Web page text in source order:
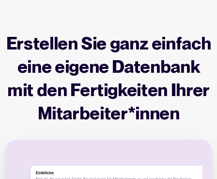
Erstellen Sie ganz einfach
eine eigene Datenbank
mit den Fertigkeiten Ihrer
Mitarbeiter*innen